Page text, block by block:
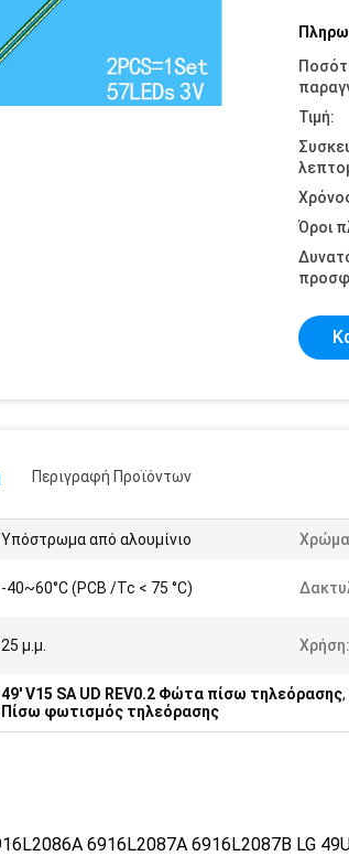
Τιμή:
Όροι
Περιγραφή Προϊόντων
Υπόστρωμα από αλουμίνιο
-40~60°C (PCB /Tc < 75 °C)
25 μ.μ. Χρήση:
49' V15 SA UD REV0.2 Φώτα πίσω τηλεόρασης,
Πίσω φωτισμός τηλεόρασης
6916L2087A 6916L2087B LG